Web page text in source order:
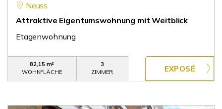
Neuss
Attraktive Eigentumswohnung mit Weitblick
Etagenwohnung
82,15 m²
WOHNFLÄCHE
3
ZIMMER